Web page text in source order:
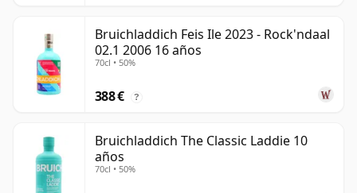
Bruichladdich Feis Ile 2023 - Rock'ndaal
02.1 2006 16 años
70cl • 50%
388 € ?
Bruichladdich The Classic Laddie 10
años
70cl • 50%